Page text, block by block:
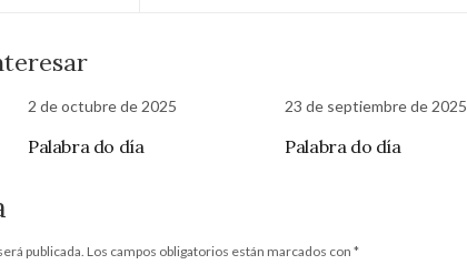
2 de octubre de 2025
Palabra do día
23 de septiembre de 2025
Palabra do día
publicada.Los campos obligatorios están marcados con *